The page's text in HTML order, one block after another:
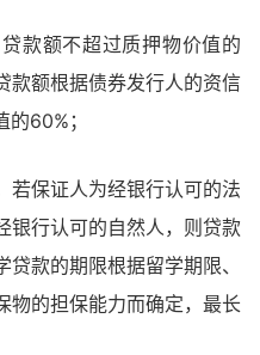
款额不超过质押物价值的
款额根据债券发行人的资信
60%；
若保证人为经银行认可的法
银行认可的自然人，则贷款
款的期限根据留学期限、
物的担保能力而确定，最长